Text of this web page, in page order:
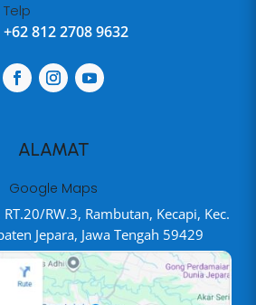
Telp
+62 812 2708 9632
ALAMAT
Google Maps
RW.3, Rambutan, Kecapi, Kec.
Jepara, Jawa Tengah 59429